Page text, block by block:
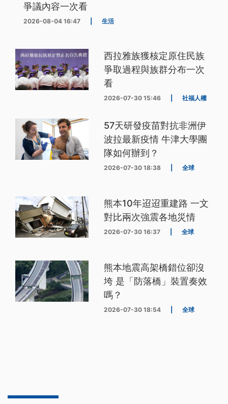
爭議內容一次看
2026-08-04 16:47 生活
西拉雅族獲核定原住民族
爭取過程與族群分布一次
看
2026-07-30 15:46 社福人權
57天研發疫苗對抗非洲伊
波拉最新疫情 牛津大學團
隊如何辦到？
2026-07-30 18:38 全球
熊本10年迢迢重建路 一文
對比兩次強震各地災情
2026-07-30 16:37 全球
熊本地震高架橋錯位卻沒
垮 是「防落橋」裝置奏效
嗎？
2026-07-30 18:54 全球